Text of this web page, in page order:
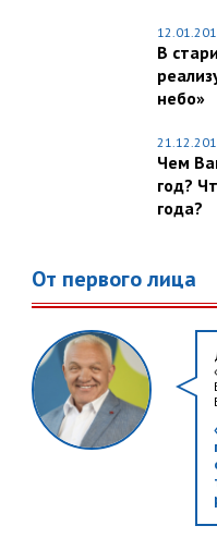
В
небо»
Чем
год?
года?
От первого лица